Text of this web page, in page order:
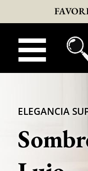
ELEGANCIA